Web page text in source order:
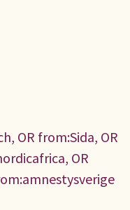
OR from:Sida, OR
OR